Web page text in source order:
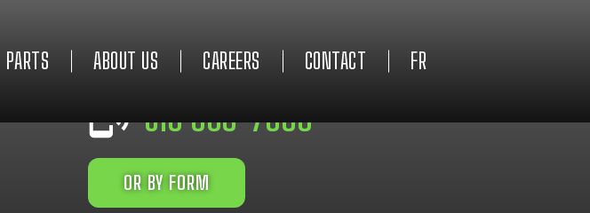
PARTS ABOUT US CAREERS CONTACT FR
EMERGENCY 24/7
819 993-7666
OR BY FORM